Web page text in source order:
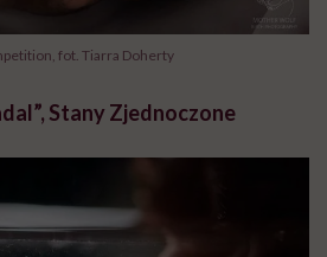
fot. Tiarra Doherty
Stany Zjednoczone